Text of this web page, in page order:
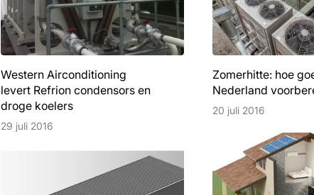
Western Airconditioning
levert Refrion condensors en
droge koelers
29 juli 2016
Zomerhitte: hoe
Nederland
20 juli 2016